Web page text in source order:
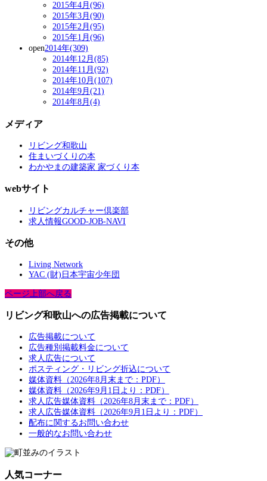
2015年4月(96)
2015年3月(90)
2015年2月(95)
2015年1月(96)
open2014年(309)
2014年12月(85)
2014年11月(92)
2014年10月(107)
2014年9月(21)
2014年8月(4)
メディア
リビング和歌山
住まいづくりの本
わかやまの建築家 家づくり本
webサイト
リビングカルチャー倶楽部
求人情報GOOD-JOB-NAVI
その他
Living Network
YAC (財)日本宇宙少年団
ページ上部へ戻る
リビング和歌山への広告掲載について
広告掲載について
広告種別掲載料金について
求人広告について
ポスティング・リビング折込について
媒体資料（2026年8月末まで：PDF）
媒体資料（2026年9月1日より：PDF）
求人広告媒体資料（2026年8月末まで：PDF）
求人広告媒体資料（2026年9月1日より：PDF）
配布に関するお問い合わせ
一般的なお問い合わせ
人気コーナー